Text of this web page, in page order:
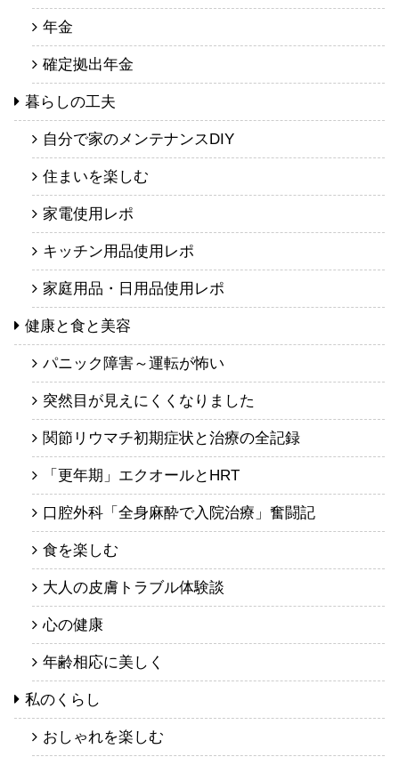
年金
確定拠出年金
暮らしの工夫
自分で家のメンテナンスDIY
住まいを楽しむ
家電使用レポ
キッチン用品使用レポ
家庭用品・日用品使用レポ
健康と食と美容
パニック障害～運転が怖い
突然目が見えにくくなりました
関節リウマチ初期症状と治療の全記録
「更年期」エクオールとHRT
口腔外科「全身麻酔で入院治療」奮闘記
食を楽しむ
大人の皮膚トラブル体験談
心の健康
年齢相応に美しく
私のくらし
おしゃれを楽しむ